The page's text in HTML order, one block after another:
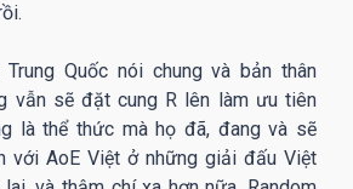
Trung Quốc nói chung và bản thân
vẫn sẽ đặt cung R lên làm ưu tiên
là thể thức mà họ đã, đang và sẽ
với AoE Việt ở những giải đấu Việt